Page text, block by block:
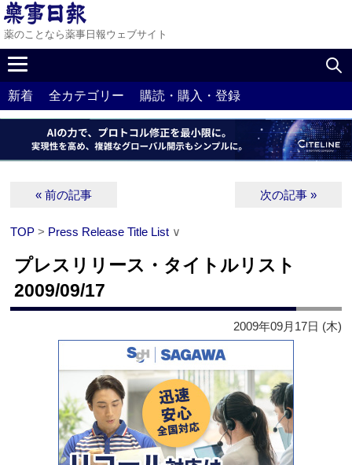
薬のことなら薬事日報ウェブサイト
新着 全カテゴリー 購読・購入・登録
« 前の記事 次の記事 »
TOP > Press Release Title List ∨
プレスリリース・タイトルリスト
2009/09/17
2009年09月17日 (木)